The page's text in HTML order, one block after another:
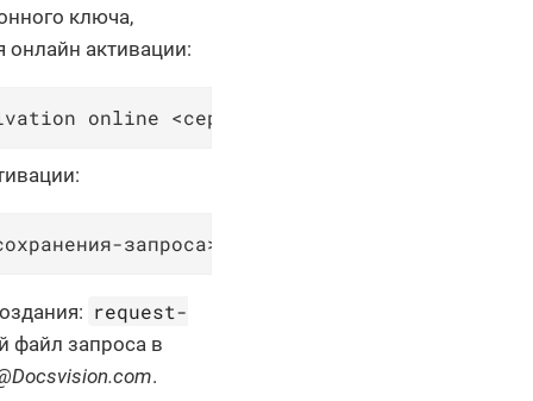
ключа,
активации:
online <серийный-номер-продукта>
запроса>
request-
файл запроса в
.